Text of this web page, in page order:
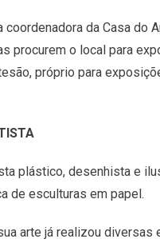
coordenadora da Casa do
procurem o local para
próprio para
plástico, desenhista e
de esculturas em papel.
arte já realizou